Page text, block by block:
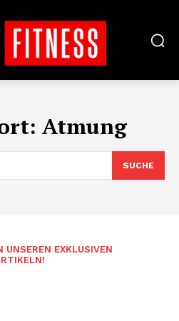
Atmung
SUCHE
UNSEREN EXKLUSIVEN